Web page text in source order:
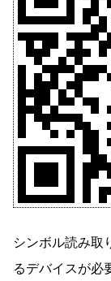
シンボル読み取
るデバイスが必